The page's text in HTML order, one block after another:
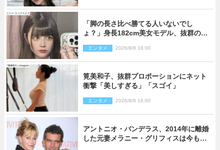
「脚の長さ比べ勝てる人いないでし
ょ？」身長182cm美女モデル、抜群のプ
エンタメ 2026/8/8 18:00
筧美和子、抜群プロポーションにネット
衝撃「美しすぎる」「スゴイ」
エンタメ 2026/8/8 18:00
アントニオ・バンデラス、2014年に離婚
した元妻メラニー・グリフィスは今も